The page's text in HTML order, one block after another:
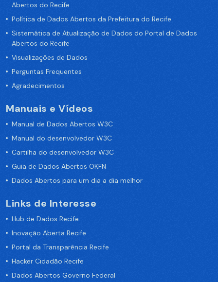
Abertos do Recife
Política de Dados Abertos da Prefeitura do Recife
Sistemática de Atualização de Dados do Portal de Dados
Abertos do Recife
Visualizações de Dados
Perguntas Frequentes
Agradecimentos
Manuais e Vídeos
Manual de Dados Abertos W3C
Manual do desenvolvedor W3C
Cartilha do desenvolvedor W3C
Guia de Dados Abertos OKFN
Dados Abertos para um dia a dia melhor
Links de Interesse
Hub de Dados Recife
Inovação Aberta Recife
Portal da Transparência Recife
Hacker Cidadão Recife
Dados Abertos Governo Federal